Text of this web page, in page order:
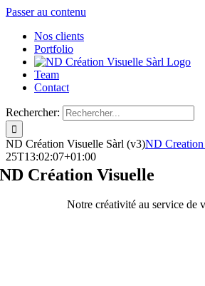
Passer au contenu
Nos clients
Portfolio
Team
Contact
Rechercher:
ND Création Visuelle Sàrl (v3)ND
25T13:02:07+01:00
ND Création Visuelle
Notre créativité au service de